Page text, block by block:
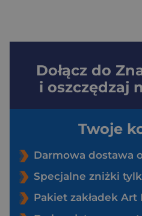
Dołącz do
i oszczędzaj
Twoje
Darmowa dostawa
Specjalne zniżki
Pakiet zakładek Art